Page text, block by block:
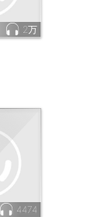
2万
4474